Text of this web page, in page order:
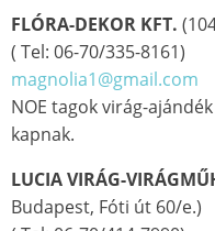
FLÓRA-DEKOR KFT.
( Tel: 06-70/335-
magnolia1@gmail.com
NOE tagok virág-
kapnak.
LUCIA VIRÁG-
Budapest, Fóti út 60/e.)